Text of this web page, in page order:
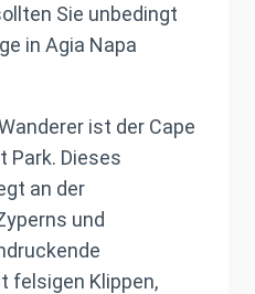
Sie unbedingt
in Agia Napa
ist der Cape
Park. Dieses
an der
und
felsigen Klippen,